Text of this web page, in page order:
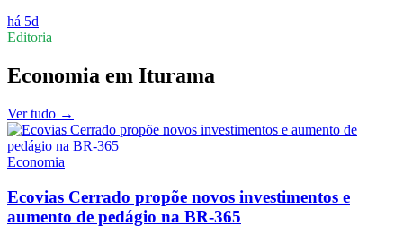
há 5d
Editoria
Economia em Iturama
Ver tudo →
Economia
Ecovias Cerrado propõe novos investimentos e
aumento de pedágio na BR-365